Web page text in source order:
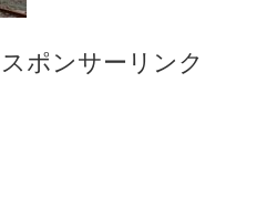
スポンサーリンク